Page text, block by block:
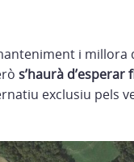
i millora
s’haurà
exclusiu pels